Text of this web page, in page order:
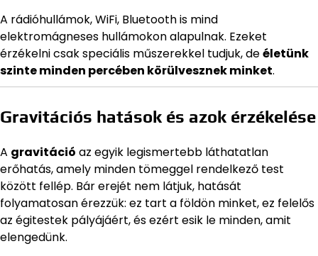
A rádióhullámok, WiFi, Bluetooth is mind
elektromágneses hullámokon alapulnak. Ezeket
érzékelni csak speciális műszerekkel tudjuk, deéletünk
szinte minden percében körülvesznek minket.
Gravitációs hatások és azok érzékelése
A gravitáció az egyik legismertebb láthatatlan
erőhatás, amely minden tömeggel rendelkező test
között fellép. Bár erejét nem látjuk, hatását
folyamatosan érezzük: ez tart a földön minket, ez felelős
az égitestek pályájáért, és ezért esik le minden, amit
elengedünk.